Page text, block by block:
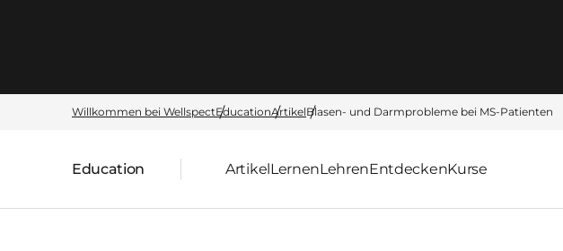
Willkommen bei WellspectEducationArtikelBlasen- und Darmprobleme bei MS-Patienten
übergeordnete Seite:
Education Artikel LernenLehrenEntdeckenKurse